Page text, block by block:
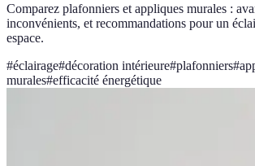
Comparez plafonniers et appliques murales :
inconvénients, et recommandations pour un
espace.
#éclairage#décoration intérieure#plafonniers#
murales#efficacité énergétique